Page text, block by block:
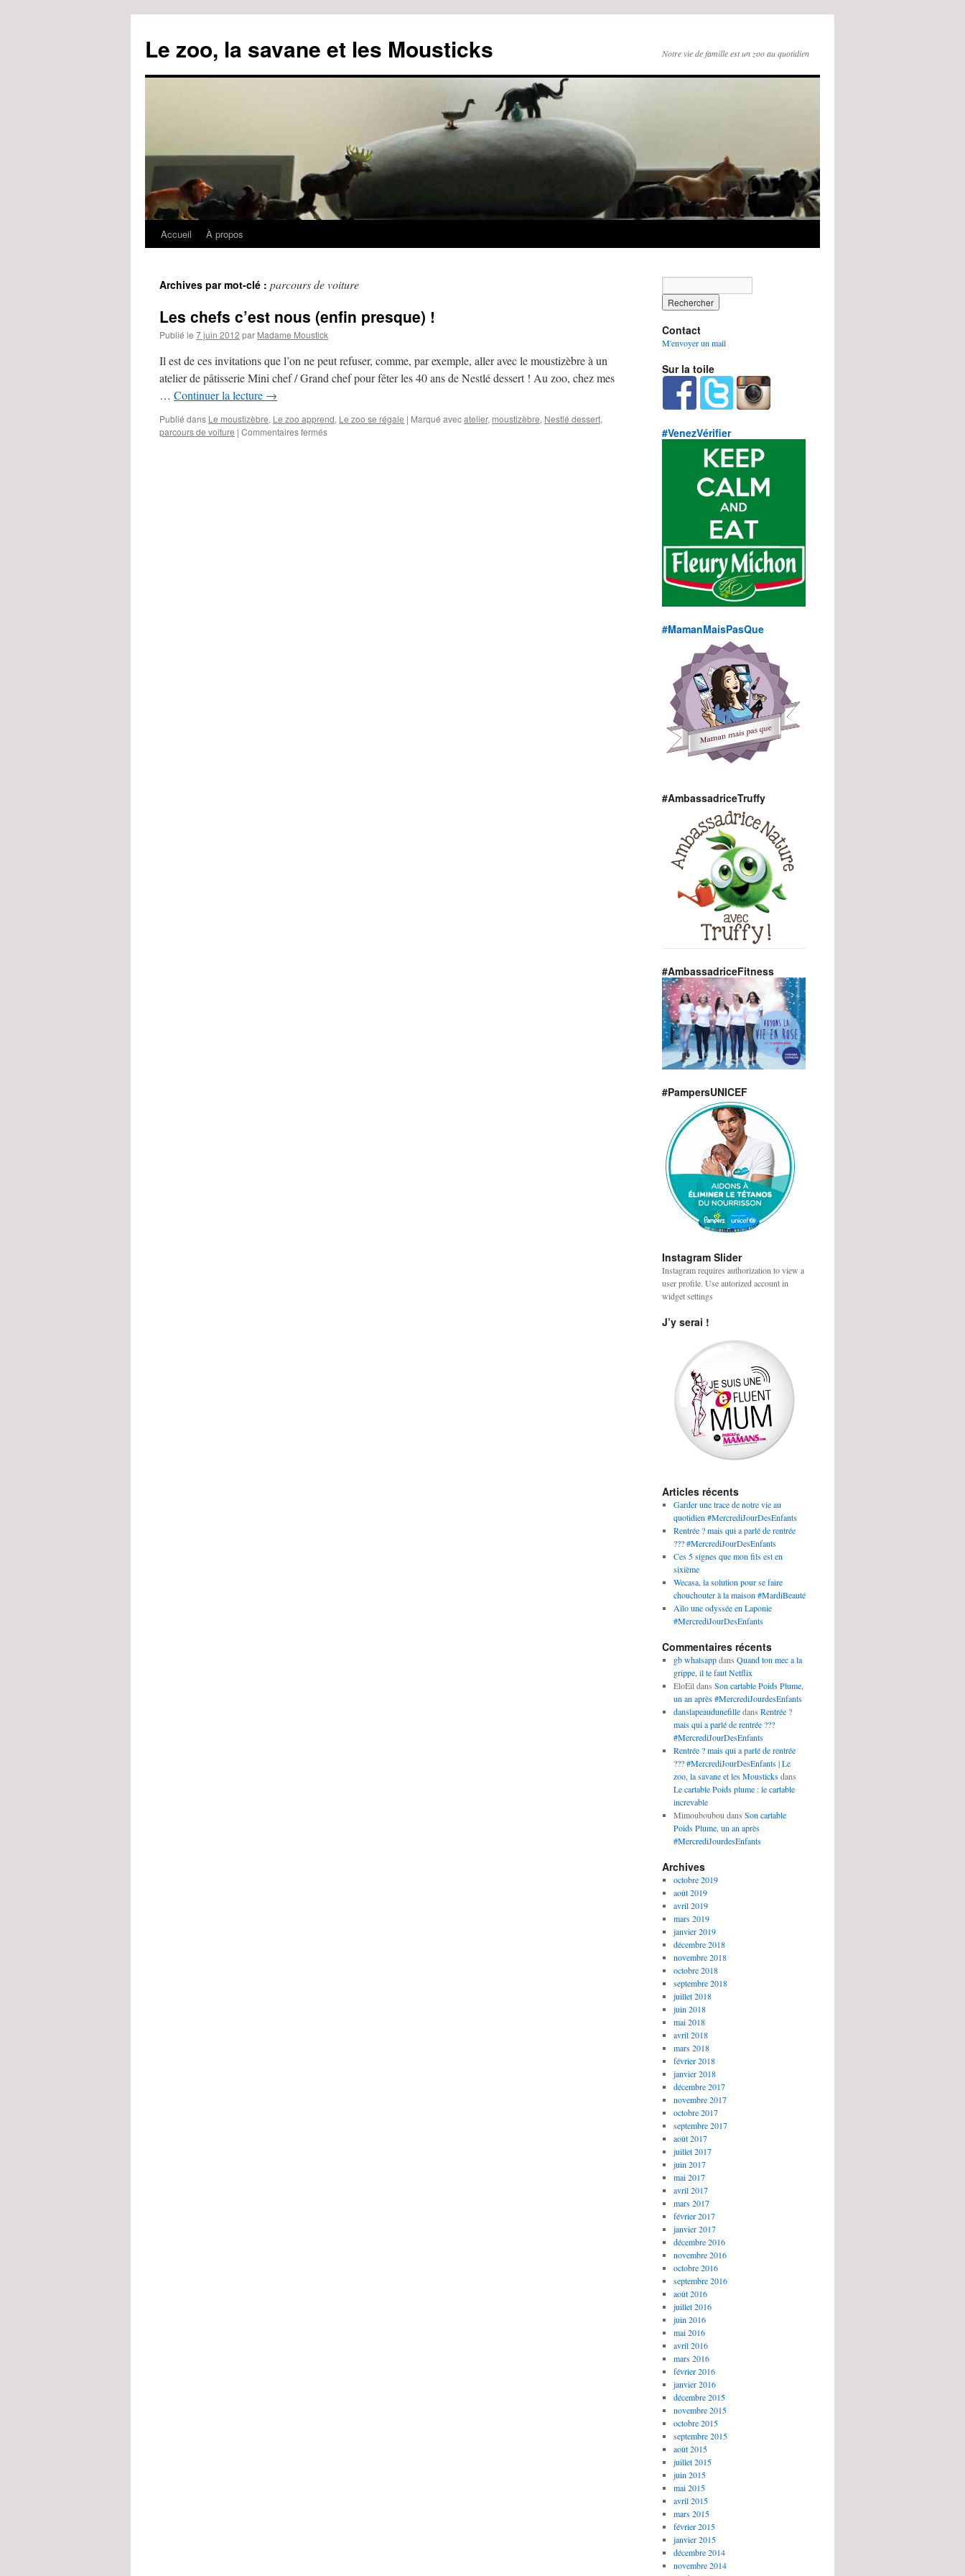
Le zoo, la savane et les Mousticks Notre vie de famille est un zoo au quotidien
Aller
contenu
Accueil À propos
Archives par mot-clé : parcours de voiture
Les chefs c’est nous (enfin presque) !
Publié le 7 juin 2012 par Madame Moustick
Il est de ces invitations que l’on ne peut refuser, comme, par exemple, aller avec le moustizèbre à un
atelier de pâtisserie Mini chef / Grand chef pour fêter les 40 ans de Nestlé dessert ! Au zoo, chez mes
… Continuer la lecture →
Publié dans Le moustizèbre, Le zoo apprend, Le zoo se régale | Marqué avecatelier, moustizèbre, Nestlé dessert,
parcours de voiture | Commentaires fermés
Contact
M'envoyer un mail
Sur la toile
#VenezVérifier
#MamanMaisPasQue
#AmbassadriceTruffy
#AmbassadriceFitness
#PampersUNICEF
Instagram Slider
Instagram requires authorization to view a
user profile. Use autorized account in
widget settings
J’y serai !
Articles récents
Garder une trace de notre vie au
quotidien #MercrediJourDesEnfants
Rentrée ? mais qui a parlé de rentrée
??? #MercrediJourDesEnfants
Ces 5 signes que mon fils est en
sixième
Wecasa, la solution pour se faire
chouchouter à la maison #MardiBeauté
Aïlo une odyssée en Laponie
#MercrediJourDesEnfants
Commentaires récents
gb whatsappdans Quand ton mec a la
grippe, il te faut Netflix
EloEildans Son cartable Poids Plume,
un an après #MercrediJourdesEnfants
danslapeaudunefilledans Rentrée ?
mais qui a parlé de rentrée ???
#MercrediJourDesEnfants
Rentrée ? mais qui a parlé de rentrée
??? #MercrediJourDesEnfants | Le
zoo, la savane et les Mousticksdans
Le cartable Poids plume : le cartable
increvable
Mimoubouboudans Son cartable
Poids Plume, un an après
#MercrediJourdesEnfants
Archives
octobre 2019
août 2019
avril 2019
mars 2019
janvier 2019
décembre 2018
novembre 2018
octobre 2018
septembre 2018
juillet 2018
juin 2018
mai 2018
avril 2018
mars 2018
février 2018
janvier 2018
décembre 2017
novembre 2017
octobre 2017
septembre 2017
août 2017
juillet 2017
juin 2017
mai 2017
avril 2017
mars 2017
février 2017
janvier 2017
décembre 2016
novembre 2016
octobre 2016
septembre 2016
août 2016
juillet 2016
juin 2016
mai 2016
avril 2016
mars 2016
février 2016
janvier 2016
décembre 2015
novembre 2015
octobre 2015
septembre 2015
août 2015
juillet 2015
juin 2015
mai 2015
avril 2015
mars 2015
février 2015
janvier 2015
décembre 2014
novembre 2014